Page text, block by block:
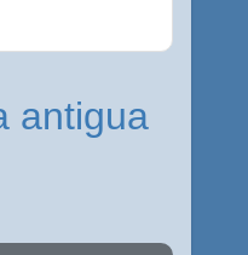
antigua